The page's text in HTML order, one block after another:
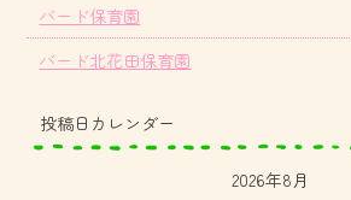
バード保育園
バード北花田保育園
投稿日カレンダー
2026年8月